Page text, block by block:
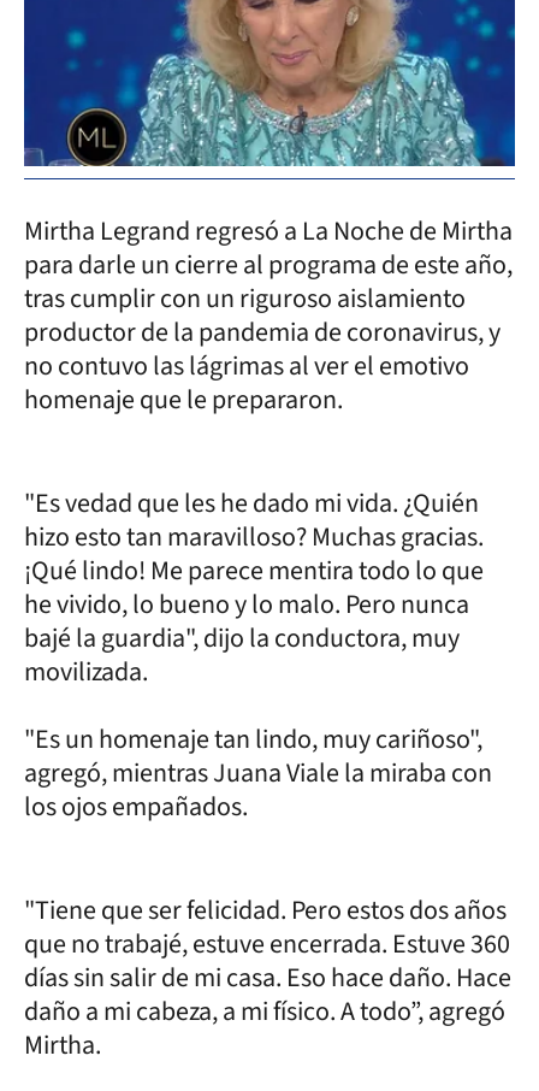
Mirtha Legrand regresó a La Noche de Mirtha
para darle un cierre al programa de este año,
tras cumplir con un riguroso aislamiento
productor de la pandemia de coronavirus, y
no contuvo las lágrimas al ver el emotivo
homenaje que le prepararon.
"Es vedad que les he dado mi vida. ¿Quién
hizo esto tan maravilloso? Muchas gracias.
¡Qué lindo! Me parece mentira todo lo que
he vivido, lo bueno y lo malo. Pero nunca
bajé la guardia", dijo la conductora, muy
movilizada.
"Es un homenaje tan lindo, muy cariñoso",
agregó, mientras Juana Viale la miraba con
los ojos empañados.
"Tiene que ser felicidad. Pero estos dos años
que no trabajé, estuve encerrada. Estuve 360
días sin salir de mi casa. Eso hace daño. Hace
daño a mi cabeza, a mi físico. A todo”, agregó
Mirtha.